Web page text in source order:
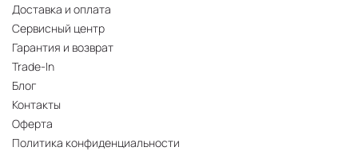
Доставка и оплата
Сервисный центр
Гарантия и возврат
Trade-In
Блог
Контакты
Оферта
Политика конфиденциальности